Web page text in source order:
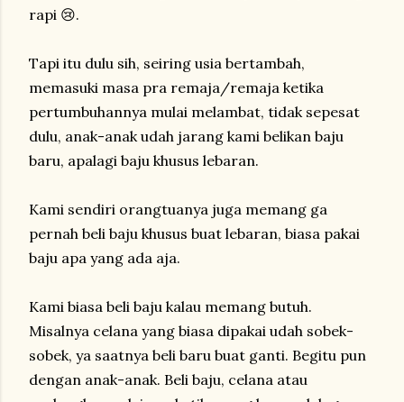
rapi 😢.
Tapi itu dulu sih, seiring usia bertambah,
memasuki masa pra remaja/remaja ketika
pertumbuhannya mulai melambat, tidak sepesat
dulu, anak-anak udah jarang kami belikan baju
baru, apalagi baju khusus lebaran.
Kami sendiri orangtuanya juga memang ga
pernah beli baju khusus buat lebaran, biasa pakai
baju apa yang ada aja.
Kami biasa beli baju kalau memang butuh.
Misalnya celana yang biasa dipakai udah sobek-
sobek, ya saatnya beli baru buat ganti. Begitu pun
dengan anak-anak. Beli baju, celana atau